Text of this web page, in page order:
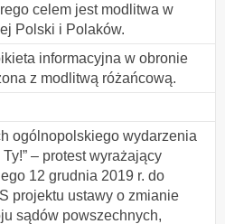
celem jest modlitwa w
Polski i Polaków.
informacyjna w obronie
z modlitwą różańcową.
ogólnopolskiego wydarzenia
– protest wyrażający
12 grudnia 2019 r. do
projektu ustawy o zmianie
sądów powszechnych,